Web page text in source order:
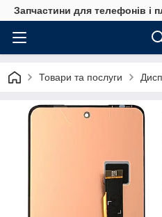
Запчастини для телефонів і
Товари та послуги